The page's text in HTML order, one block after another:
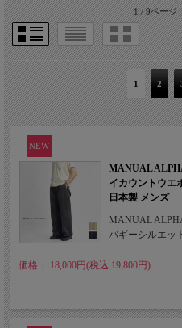
1 / 9ページ
1 2
NEW
MANUAL
イカウントウエ
日本製 メンズ
MANUAL
バギーシルエッ
価格： 18,000円(税込 19,800円)